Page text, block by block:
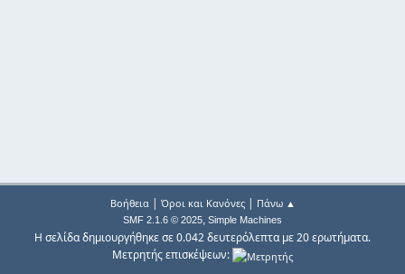
Βοήθεια| Όροι και Κανόνες| Πάνω ▲
SMF 2.1.6 © 2025, Simple Machines
Η σελίδα δημιουργήθηκε σε 0.042 δευτερόλεπτα με 20 ερωτήματα.
Μετρητής επισκέψεων: